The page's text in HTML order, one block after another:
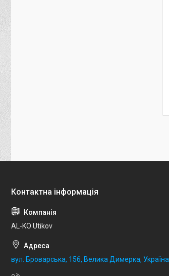
AL-KO Utikov
вул. Броварська, 156, Велика Димерка, Україна